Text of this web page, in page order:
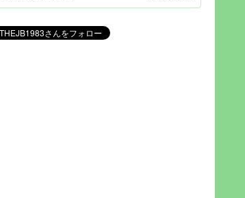
見られれば幸福度を高い」とわか